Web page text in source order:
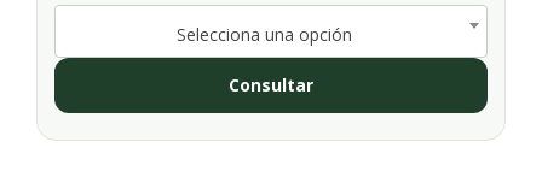
Selecciona una opción
Consultar